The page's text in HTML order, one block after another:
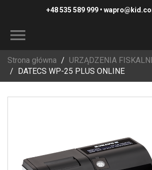
+48 535 589 999 •
Strona główna
URZĄDZENIA
DATECS WP-25 PLUS ONLINE